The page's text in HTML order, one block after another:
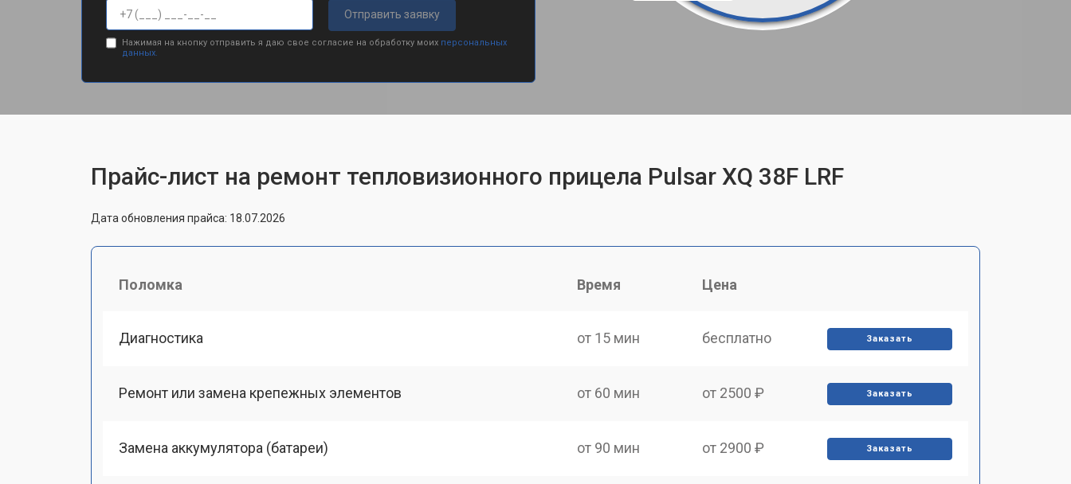
Отправить заявку
Нажимая на кнопку отправить я даю свое согласие на обработку моих персональных
данных.
Прайс-лист на ремонт тепловизионного прицела Pulsar XQ 38F LRF
Дата обновления прайса: 18.07.2026
Поломка Время Цена
Диагностика от 15 мин бесплатно Заказать
Ремонт или замена крепежных элементов от 60 мин от 2500 ₽ Заказать
Замена аккумулятора (батареи) от 90 мин от 2900 ₽ Заказать